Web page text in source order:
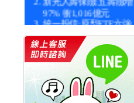
97% 衝1,016億元
統一投信:原型ETF六強
統一投信:主動式ETF溢
價 被盯上
新光人壽保險:新壽Q1外
價金將達996億
宇辰系統科技:宇辰業績
創新高 啟動興櫃轉上櫃